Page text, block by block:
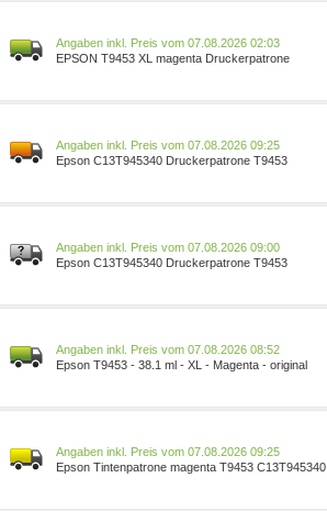
Preis vom 07.08.2026 02:03
EPSON T9453 XL magenta Druckerpatrone
Preis vom 07.08.2026 09:25
Epson C13T945340 Druckerpatrone T9453
Preis vom 07.08.2026 09:00
Epson C13T945340 Druckerpatrone T9453
Preis vom 07.08.2026 08:52
Epson T9453 - 38.1 ml - XL - Magenta - original
Preis vom 07.08.2026 09:25
Epson Tintenpatrone magenta T9453 C13T945340